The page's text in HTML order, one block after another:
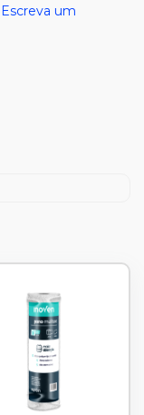
Escreva um